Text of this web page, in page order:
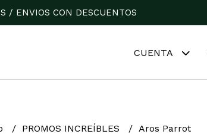
/ ENVIOS CON DESCUENTOS
CUENTA
PROMOS INCREÍBLES Aros Parrot